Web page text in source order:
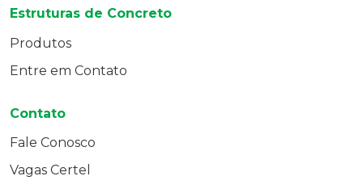
Estruturas de Concreto
Produtos
Entre em Contato
Contato
Fale Conosco
Vagas Certel